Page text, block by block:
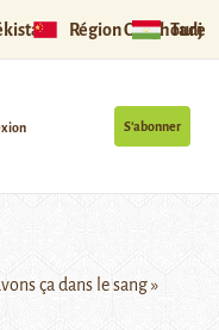
Région Ouïghoure
S’abonner
ça dans le sang »